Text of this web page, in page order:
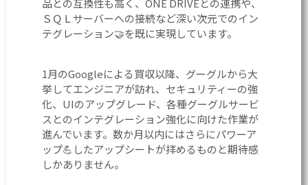
品との互換性も高く、ONE DRIVEとの連携や、
ＳＱＬサーバーへの接続など深い次元でのイン
テグレーション🤝を既に実現しています。
1月のGoogleによる買収以降、グーグルから大
挙してエンジニアが訪れ、セキュリティーの強
化、UIのアップグレード、各種グーグルサービ
スとのインテグレーション強化に向けた作業が
進んでいます。数か月以内にはさらにパワーア
ップ💪したアップシートが拝めるものと期待感
しかありません。